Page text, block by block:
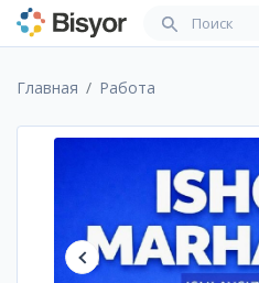
Главная Работа